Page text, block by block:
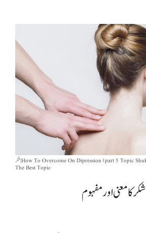
شکر | How To Overcome On Dipression (part 5 Topic Shukar)} | Anexity | Dipression |
The Best Topic
شکر کا معنی اور مفہوم